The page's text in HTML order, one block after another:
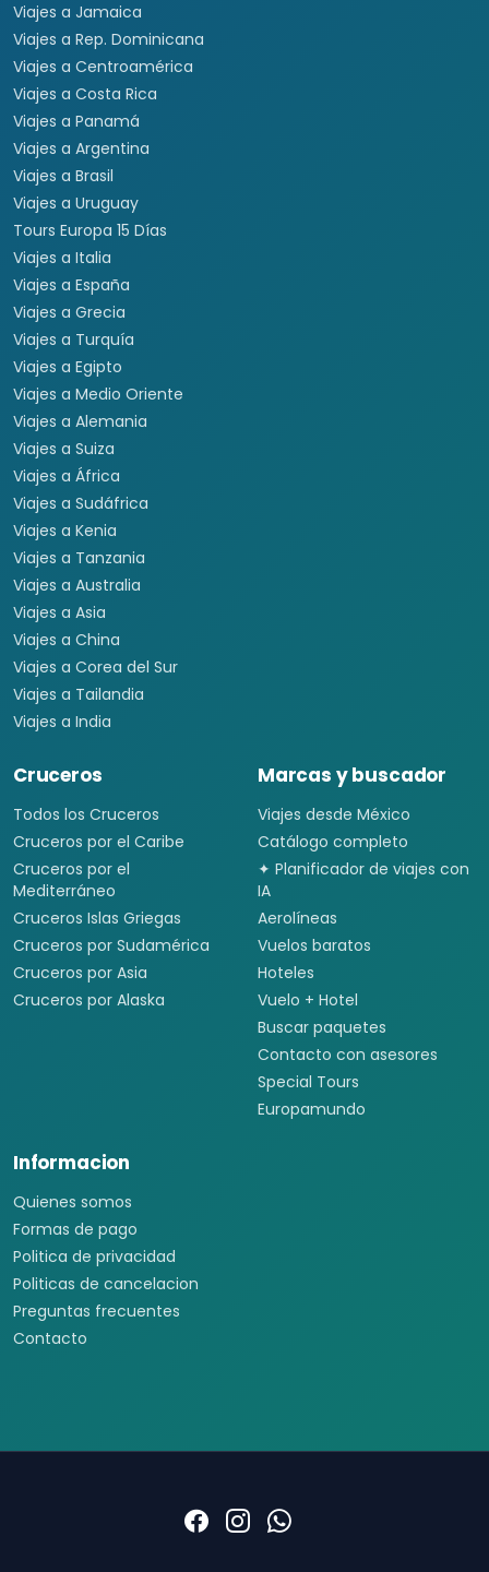
Viajes a Jamaica
Viajes a Rep. Dominicana
Viajes a Centroamérica
Viajes a Costa Rica
Viajes a Panamá
Viajes a Argentina
Viajes a Brasil
Viajes a Uruguay
Tours Europa 15 Días
Viajes a Italia
Viajes a España
Viajes a Grecia
Viajes a Turquía
Viajes a Egipto
Viajes a Medio Oriente
Viajes a Alemania
Viajes a Suiza
Viajes a África
Viajes a Sudáfrica
Viajes a Kenia
Viajes a Tanzania
Viajes a Australia
Viajes a Asia
Viajes a China
Viajes a Corea del Sur
Viajes a Tailandia
Viajes a India
Cruceros
Todos los Cruceros
Cruceros por el Caribe
Cruceros por el
Mediterráneo
Cruceros Islas Griegas
Cruceros por Sudamérica
Cruceros por Asia
Cruceros por Alaska
Marcas y buscador
Viajes desde México
Catálogo completo
✦ Planificador de viajes con
IA
Aerolíneas
Vuelos baratos
Hoteles
Vuelo + Hotel
Buscar paquetes
Contacto con asesores
Special Tours
Europamundo
Informacion
Quienes somos
Formas de pago
Politica de privacidad
Politicas de cancelacion
Preguntas frecuentes
Contacto